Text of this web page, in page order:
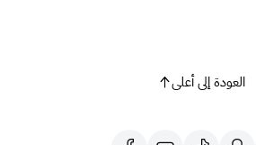
العودة إلى أعلى